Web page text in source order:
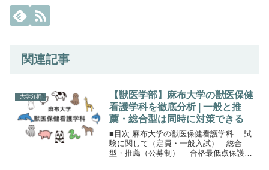
関連記事
大学分析
【獣医学部】麻布大学の獣医保健
看護学科を徹底分析 | 一般と推
薦・総合型は同時に対策できる
■目次 麻布大学の獣医保健看護学科 試
験に関して（定員・一般入試） 総合
型・推薦（公募制） 合格最低点保護者